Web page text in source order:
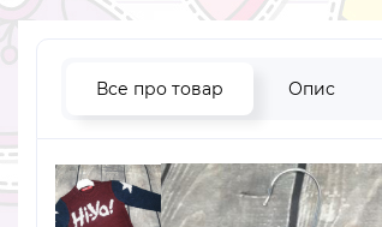
Все про товар Опис